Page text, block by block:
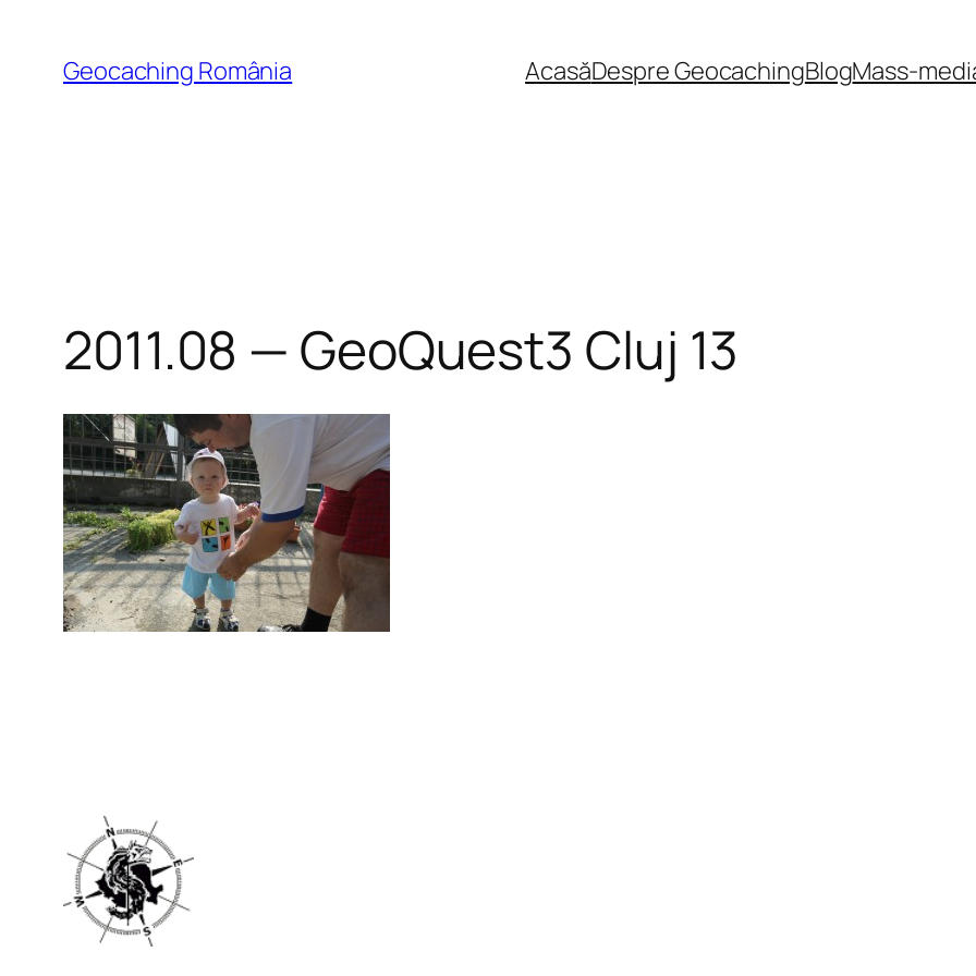
content
Geocaching România AcasăDespre GeocachingBlogMass-
2011.08 — GeoQuest3 Cluj 13